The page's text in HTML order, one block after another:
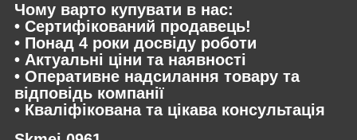
Чому варто купувати в нас:
• Сертифікований продавець!
• Понад 4 роки досвіду роботи
• Актуальні ціни та наявності
• Оперативне надсилання товару та
відповідь компанії
• Кваліфікована та цікава консультація